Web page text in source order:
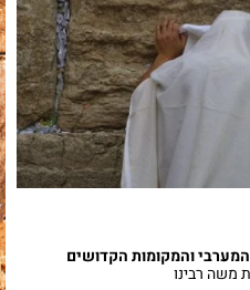
והמקומות הקדושים
משה רבינו